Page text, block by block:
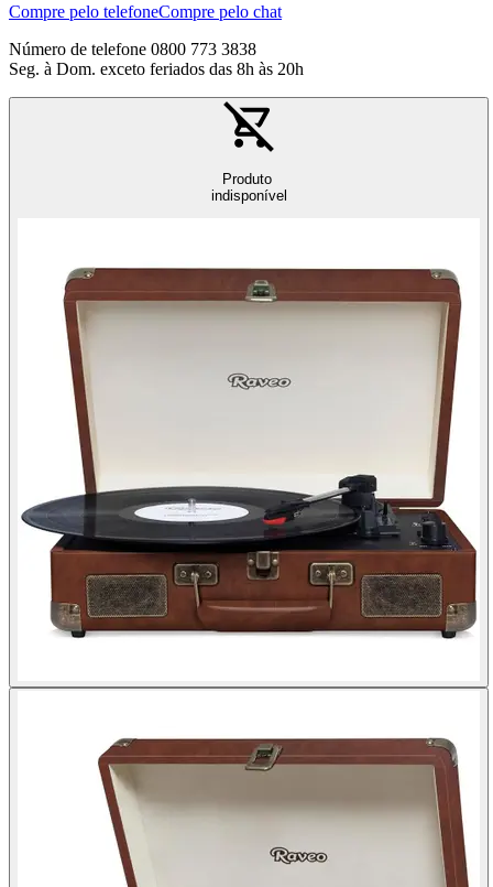
Compre pelo telefoneCompre pelo chat
Número de telefone 0800 773 3838
Seg. à Dom. exceto feriados das 8h às 20h
Produto
indisponível